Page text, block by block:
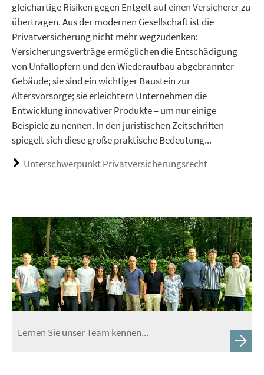
gleichartige Risiken gegen Entgelt auf einen Versicherer zu
übertragen. Aus der modernen Gesellschaft ist die
Privatversicherung nicht mehr wegzudenken:
Versicherungsverträge ermöglichen die Entschädigung
von Unfallopfern und den Wiederaufbau abgebrannter
Gebäude; sie sind ein wichtiger Baustein zur
Altersvorsorge; sie erleichtern Unternehmen die
Entwicklung innovativer Produkte – um nur einige
Beispiele zu nennen. In den juristischen Zeitschriften
spiegelt sich diese große praktische Bedeutung...
Unterschwerpunkt Privatversicherungsrecht
Lernen Sie unser Team kennen...